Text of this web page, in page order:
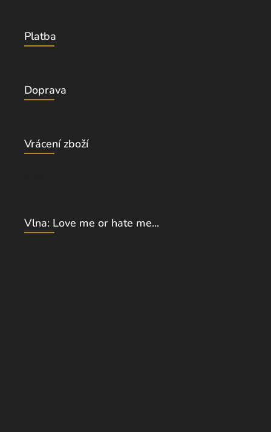
Platba
Doprava
Vrácení zboží
Vlna: Love me or hate me...